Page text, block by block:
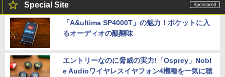
Special Site
「A&ultima SP4000T」の魅力！ポケットに入
るオーディオの醍醐味
エントリーなのに脅威の実力!「Osprey」Nobl
e Audioワイヤレスイヤフォン4機種を一気に聴